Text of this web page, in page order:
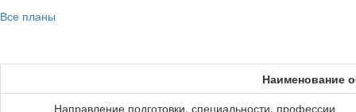
Все планы
Наименование
Направление подготовки, специальности, профессии